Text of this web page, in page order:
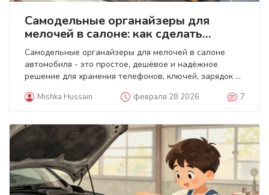
Самодельные органайзеры для
мелочей в салоне: как сделать
практичное хранение за пару часов
Самодельные органайзеры для мелочей в салоне
автомобиля - это простое, дешёвое и надёжное
решение для хранения телефонов, ключей, зарядок и
текстиля или шумоизоляции, чтобы всё было на месте,
Mishka Hussain февраля 28 2026 7